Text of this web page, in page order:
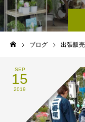
ブログ 出張販売
SEP
15
2019